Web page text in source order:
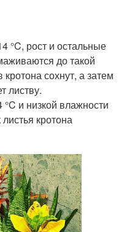
°C, рост и остальные
до такой
кротона сохнут, а затем
листву.
и низкой влажности
кротона